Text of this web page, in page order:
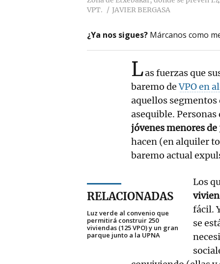
VPT.
JAVIER BERGASA
¿Ya nos sigues? Márcanos como
Las fuerzas que
baremo deVPO en
aquellos
asequible.
jóvenes menores de
hacen (en alquiler
baremo actual
RELACIONADAS
Luz verde al convenio que
permitirá construir 250
viviendas (125 VPO) y un gran
parque junto a la UPNA
Los
fácil.
se